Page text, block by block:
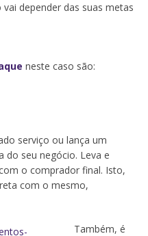
depender das suas metas
neste caso são:
serviço ou lança um
do seu negócio. Leva e
o comprador final. Isto,
com o mesmo,
Também, é